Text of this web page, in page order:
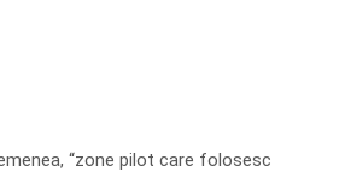
“zone pilot care folosesc